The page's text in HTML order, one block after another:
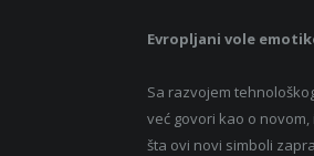
Evropljani vole
Sa razvojem
već govori kao o
šta ovi novi simboli